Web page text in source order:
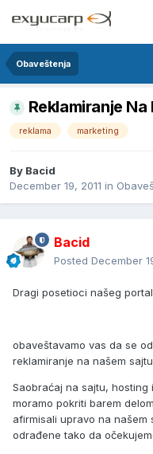
Obaveštenja
Reklamiranje
reklama marketing
By Bacid
December 19, 2011 in
Bacid
Posted December
Dragi posetioci našeg
obaveštavamo vas da se
reklamiranje na našem
Saobraćaj na sajtu,
moramo pokriti barem
afirmisali upravo na našem
odrađene tako da